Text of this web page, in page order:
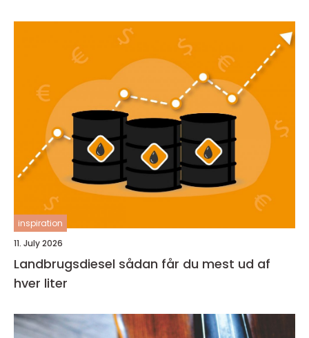
inspiration
11. July 2026
Landbrugsdiesel sådan får du mest ud af
hver liter